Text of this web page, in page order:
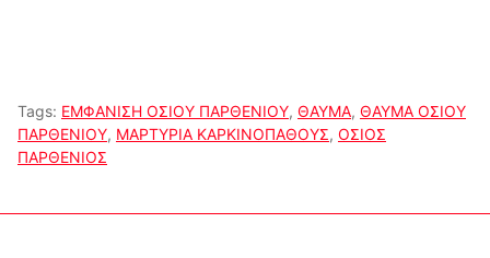
Tags: ΕΜΦΑΝΙΣΗ ΟΣΙΟΥ ΠΑΡΘΕΝΙΟΥ, ΘΑΥΜΑ, ΘΑΥΜΑ ΟΣΙΟΥ
ΠΑΡΘΕΝΙΟΥ, ΜΑΡΤΥΡΙΑ ΚΑΡΚΙΝΟΠΑΘΟΥΣ, ΟΣΙΟΣ
ΠΑΡΘΕΝΙΟΣ